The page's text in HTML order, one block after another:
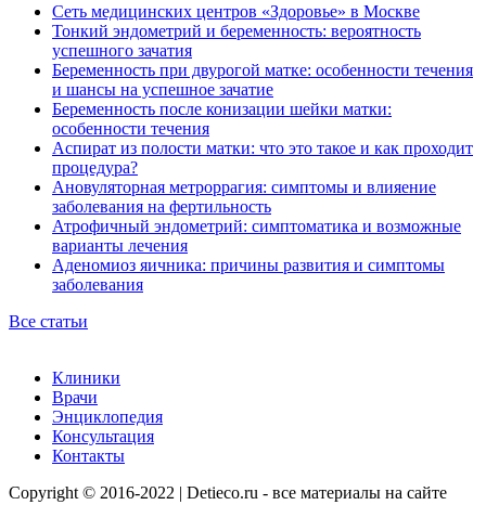
Сеть медицинских центров «Здоровье» в Москве
Тонкий эндометрий и беременность: вероятность
успешного зачатия
Беременность при двурогой матке: особенности течения
и шансы на успешное зачатие
Беременность после конизации шейки матки:
особенности течения
Аспират из полости матки: что это такое и как проходит
процедура?
Ановуляторная метроррагия: симптомы и влияение
заболевания на фертильность
Атрофичный эндометрий: симптоматика и возможные
варианты лечения
Аденомиоз яичника: причины развития и симптомы
заболевания
Все статьи
Клиники
Врачи
Энциклопедия
Консультация
Контакты
Copyright © 2016-2022 | Detieco.ru - все материалы на сайте